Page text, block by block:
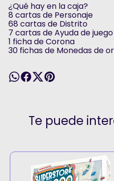
¿Qué hay en la caja?
8 cartas de Personaje
68 cartas de Distrito
7 cartas de Ayuda de juego
1 ficha de Corona
30 fichas de Monedas de
Te puede